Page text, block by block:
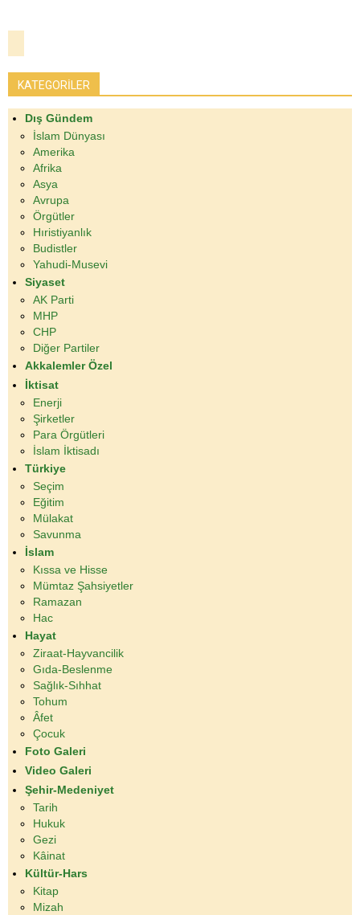
KATEGORİLER
Dış Gündem
İslam Dünyası
Amerika
Afrika
Asya
Avrupa
Örgütler
Hıristiyanlık
Budistler
Yahudi-Musevi
Siyaset
AK Parti
MHP
CHP
Diğer Partiler
Akkalemler Özel
İktisat
Enerji
Şirketler
Para Örgütleri
İslam İktisadı
Türkiye
Seçim
Eğitim
Mülakat
Savunma
İslam
Kıssa ve Hisse
Mümtaz Şahsiyetler
Ramazan
Hac
Hayat
Ziraat-Hayvancilik
Gıda-Beslenme
Sağlık-Sıhhat
Tohum
Âfet
Çocuk
Foto Galeri
Video Galeri
Şehir-Medeniyet
Tarih
Hukuk
Gezi
Kâinat
Kültür-Hars
Kitap
Mizah